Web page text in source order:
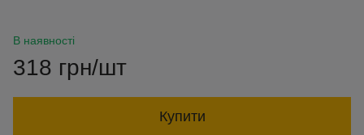
В наявності
318 грн/шт
Купити